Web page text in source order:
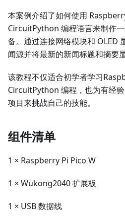
本案例介绍了如何使用
CircuitPython 编程语言来制作
备。通过连接网络模块和 OLED
闻源并将最新的新闻标题和摘要
该教程不仅适合初学者学习
CircuitPython 编程，也为有经
项目来挑战自己的技能。
组件清单
1 × Raspberry Pi Pico W
1 × Wukong2040 扩展板
1 × USB 数据线